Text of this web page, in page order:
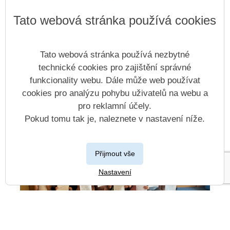
1.D
Otevřít kategorii
Tato webová stránka používá cookies
Tato webová stránka používá nezbytné
technické cookies pro zajištění správné
funkcionality webu. Dále může web používat
cookies pro analýzu pohybu uživatelů na webu a
pro reklamní účely.
Pokud tomu tak je, naleznete v nastavení níže.
Přijmout vše
Nastavení